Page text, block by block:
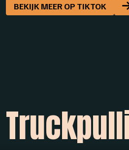
BEKIJK MEER OP TIKTOK